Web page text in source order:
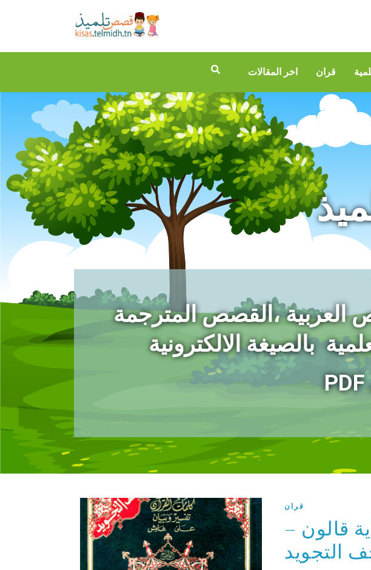
اخر المقالات قران
،القصص المترجمة
بالصيغة الالكترونية
قران
قالون –
التجويد